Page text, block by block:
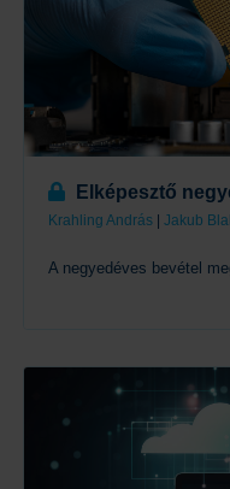
Elképesztő
Krahling András Jakub
A negyedéves bevétel